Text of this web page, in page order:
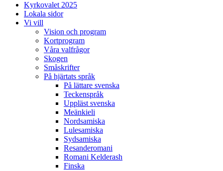
Kyrkovalet 2025
Lokala sidor
Vi vill
Vision och program
Kortprogram
Våra valfrågor
Skogen
Småskrifter
På hjärtats språk
På lättare svenska
Teckenspråk
Uppläst svenska
Meänkieli
Nordsamiska
Lulesamiska
Sydsamiska
Resanderomani
Romani Kelderash
Finska